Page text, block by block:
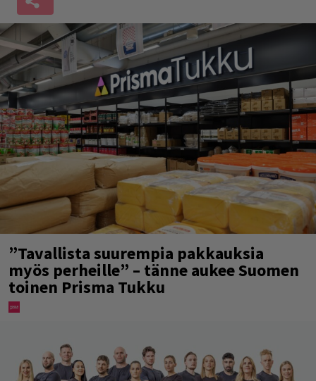
”Tavallista suurempia pakkauksia
myös perheille” – tänne aukee Suomen
toinen Prisma Tukku